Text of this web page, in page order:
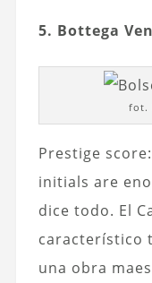
5. Bottega
fot.
Prestige
initials are
dice todo. El
característico
una obra